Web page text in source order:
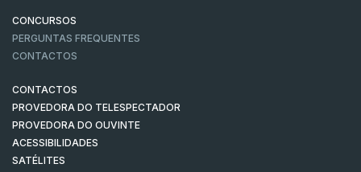
CONCURSOS
PERGUNTAS FREQUENTES
CONTACTOS
CONTACTOS
PROVEDORA DO TELESPECTADOR
PROVEDORA DO OUVINTE
ACESSIBILIDADES
SATÉLITES